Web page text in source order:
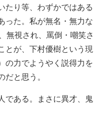
たり等、わずかではある
った。私が無名・無力な
無視され、罵倒・嘲笑さ
とが、下村優樹という現
の力でようやく説得力を
だと思う。
である。まさに異才、鬼